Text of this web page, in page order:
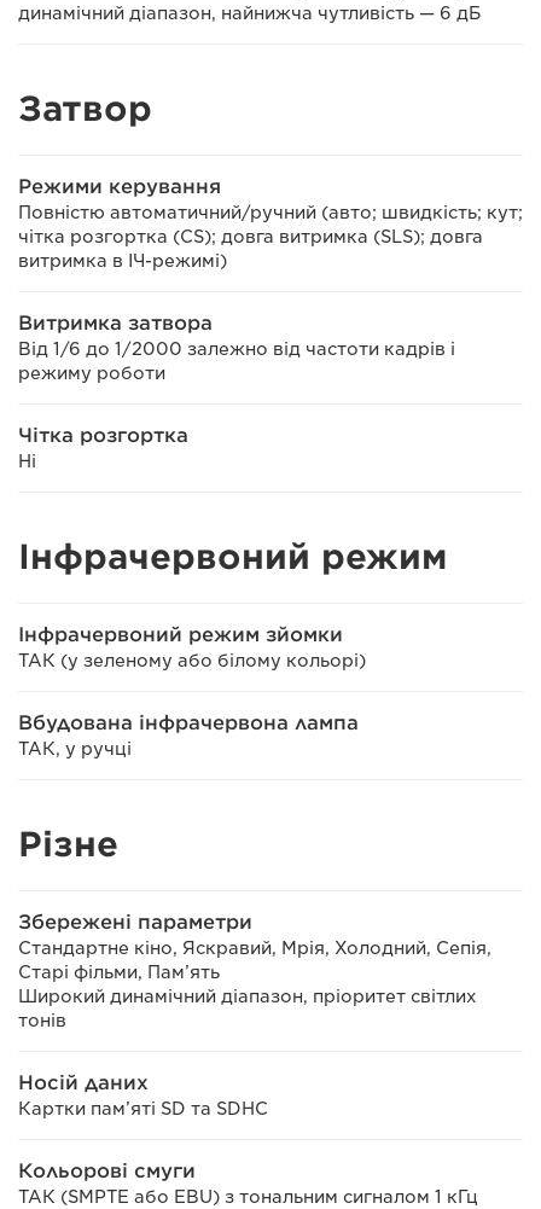
динамічний діапазон, найнижча чутливість — 6 дБ
Затвор
Режими керування
Повністю автоматичний/ручний (авто; швидкість; кут;
чітка розгортка (CS); довга витримка (SLS); довга
витримка в ІЧ-режимі)
Витримка затвора
Від 1/6 до 1/2000 залежно від частоти кадрів і
режиму роботи
Чітка розгортка
Ні
Інфрачервоний режим
Інфрачервоний режим зйомки
ТАК (у зеленому або білому кольорі)
Вбудована інфрачервона лампа
ТАК, у ручці
Різне
Збережені параметри
Стандартне кіно, Яскравий, Мрія, Холодний, Сепія,
Старі фільми, Пам’ять
Широкий динамічний діапазон, пріоритет світлих
тонів
Носій даних
Картки пам’яті SD та SDHC
Кольорові смуги
ТАК (SMPTE або EBU) з тональним сигналом 1 кГц